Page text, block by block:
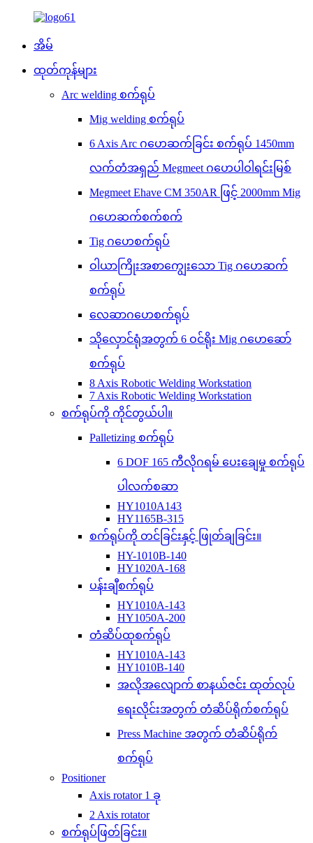
အိမ်
ထုတ်ကုန်များ
Arc welding စက်ရုပ်
Mig welding စက်ရုပ်
6 Axis Arc ဂဟေဆက်ခြင်း စက်ရုပ် 1450mm
လက်တံအရှည် Megmeet ဂဟေပါဝါရင်းမြစ်
Megmeet Ehave CM 350AR ဖြင့် 2000mm Mig
ဂဟေဆက်စက်စက်
Tig ဂဟေစက်ရုပ်
ဝါယာကြိုးအစာကျွေးသော Tig ဂဟေဆက်
စက်ရုပ်
လေဆာဂဟေစက်ရုပ်
သိုလှောင်ရုံအတွက် 6 ဝင်ရိုး Mig ဂဟေဆော်
စက်ရုပ်
8 Axis Robotic Welding Workstation
7 Axis Robotic Welding Workstation
စက်ရုပ်ကို ကိုင်တွယ်ပါ။
Palletizing စက်ရုပ်
6 DOF 165 ကီလိုဂရမ် ပေးချေမှု စက်ရုပ်
ပါလက်စဆာ
HY1010A143
HY1165B-315
စက်ရုပ်ကို တင်ခြင်းနှင့် ဖြုတ်ချခြင်း။
HY-1010B-140
HY1020A-168
ပန်းချီစက်ရုပ်
HY1010A-143
HY1050A-200
တံဆိပ်ထုစက်ရုပ်
HY1010A-143
HY1010B-140
အလိုအလျောက် စာနယ်ဇင်း ထုတ်လုပ်
ရေးလိုင်းအတွက် တံဆိပ်ရိုက်စက်ရုပ်
Press Machine အတွက် တံဆိပ်ရိုက်
စက်ရုပ်
Positioner
Axis rotator 1 ခု
2 Axis rotator
စက်ရုပ်ဖြတ်ခြင်း။